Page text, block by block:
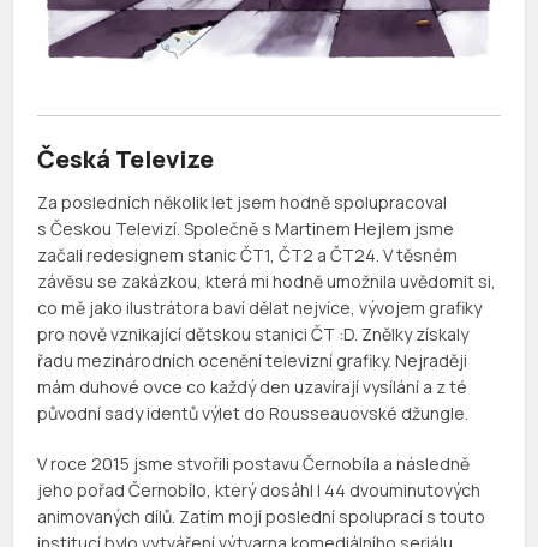
Česká Televize
Za posledních několik let jsem hodně spolupracoval
s Českou Televizí. Společně s Martinem Hejlem jsme
začali redesignem stanic ČT1, ČT2 a ČT24. V těsném
závěsu se zakázkou, která mi hodně umožnila uvědomit si,
co mě jako ilustrátora baví dělat nejvíce, vývojem grafiky
pro nově vznikající dětskou stanici ČT :D. Znělky získaly
řadu mezinárodních ocenění televizní grafiky. Nejraději
mám duhové ovce co každý den uzavírají vysílání a z té
původní sady identů výlet do Rousseauovské džungle.
V roce 2015 jsme stvořili postavu Černobíla a následně
jeho pořad Černobílo, který dosáhl l 44 dvouminutových
animovaných dílů. Zatím mojí poslední spoluprací s touto
institucí bylo vytváření výtvarna komediálního seriálu